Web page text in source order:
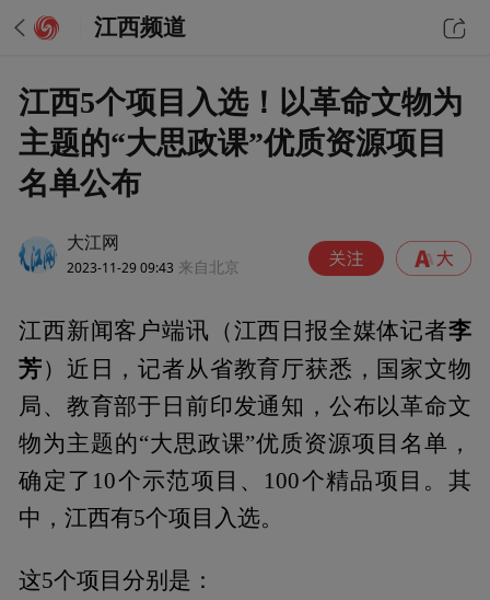
江西频道
江西5个项目入选！以革命文物为
主题的“大思政课”优质资源项目
名单公布
大江网
2023-11-29 09:43 来自北京
江西新闻客户端讯（江西日报全媒体记者李
芳）近日，记者从省教育厅获悉，国家文物
局、教育部于日前印发通知，公布以革命文
物为主题的“大思政课”优质资源项目名单，
确定了10个示范项目、100个精品项目。其
中，江西有5个项目入选。
这5个项目分别是：